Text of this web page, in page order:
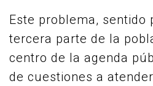
Este problema, sentido
tercera parte de la
centro de la agenda
de cuestiones a